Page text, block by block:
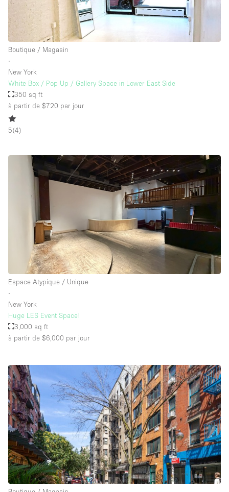
Boutique / Magasin
∙
New York
White Box / Pop Up / Gallery Space in Lower East Side
350 sq ft
à partir de $720 par jour
5(4)
Espace Atypique / Unique
∙
New York
Huge LES Event Space!
3,000 sq ft
à partir de $6,000 par jour